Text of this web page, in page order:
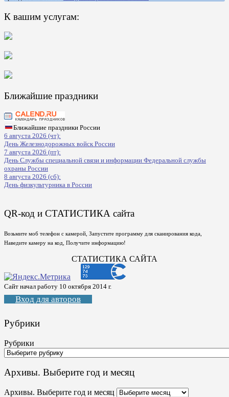
К вашим услугам:
Ближайшие праздники
Ближайшие праздники России
6 августа 2026 (чт):
День Железнодорожных войск России
7 августа 2026 (пт):
День Службы специальной связи и информации Федеральной службы
охраны России
8 августа 2026 (сб):
День физкультурника в России
QR-код и СТАТИСТИКА сайта
Возьмите моб телефон с камерой, Запустите программу для сканирования кода,
Наведите камеру на код, Получите информацию!
СТАТИСТИКА САЙТА
Сайт начал работу 10 октября 2014 г.
Вход для авторов
Рубрики
Рубрики
Архивы. Выберите год и месяц
Архивы. Выберите год и месяц